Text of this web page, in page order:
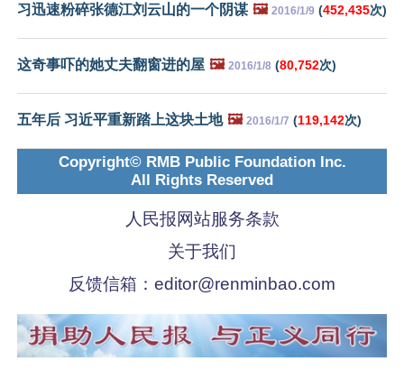
习迅速粉碎张德江刘云山的一个阴谋 🖼️ 2016/1/9 (452,435次)
这奇事吓的她丈夫翻窗进的屋 🖼️ 2016/1/8 (80,752次)
五年后 习近平重新踏上这块土地 🖼️ 2016/1/7 (119,142次)
Copyright© RMB Public Foundation Inc.
All Rights Reserved
人民报网站服务条款
关于我们
反馈信箱： editor@renminbao.com